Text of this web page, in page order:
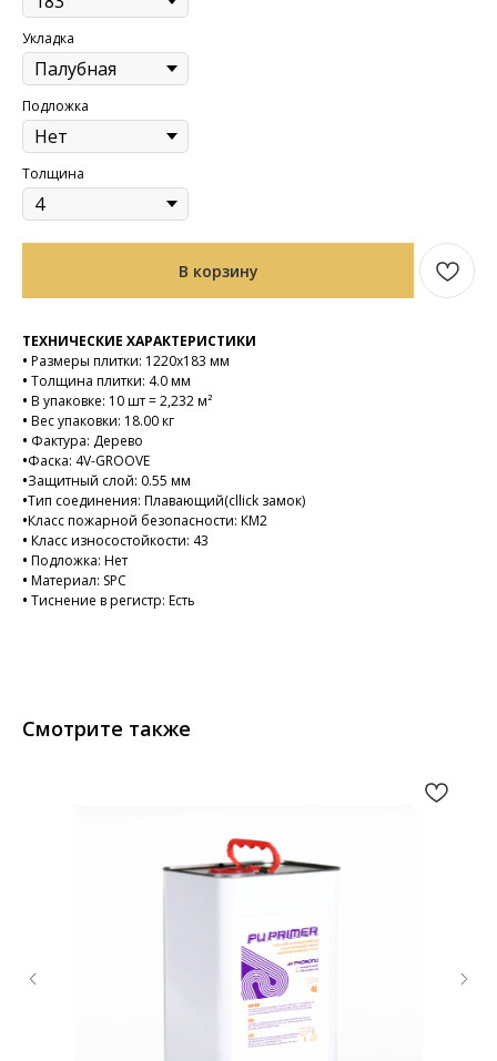
Укладка
Подложка
Толщина
В корзину
ТЕХНИЧЕСКИЕ ХАРАКТЕРИСТИКИ
• Размеры плитки: 1220х183 мм
• Толщина плитки: 4.0 мм
• В упаковке: 10 шт = 2,232 м²
• Вес упаковки: 18.00 кг
• Фактура: Дерево
•Фаска: 4V-GROOVE
•Защитный слой: 0.55 мм
•Тип соединения: Плавающий(cllick замок)
•Класс пожарной безопасности: КМ2
• Класс износостойкости: 43
• Подложка: Нет
• Материал: SPC
• Тиснение в регистр: Есть
Смотрите также